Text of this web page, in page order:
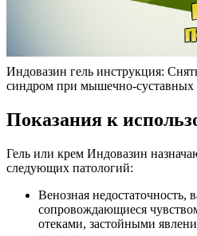
Индовазин гель инструкция:
синдром при мышечно-суставных
Показания к
Гель или крем Индовазин
следующих патологий:
Венозная недостаточность,
сопровождающиеся
отеками, застойными